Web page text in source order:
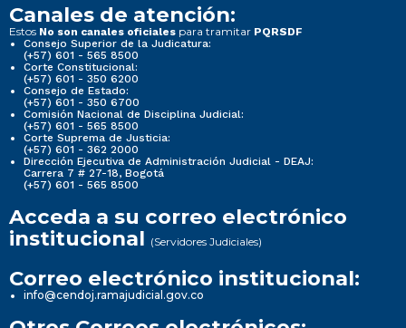
Canales de atención:
Estos No son canales oficiales para tramitar PQRSDF
Consejo Superior de la Judicatura:
(+57) 601 - 565 8500
Corte Constitucional:
(+57) 601 - 350 6200
Consejo de Estado:
(+57) 601 - 350 6700
Comisión Nacional de Disciplina Judicial:
(+57) 601 - 565 8500
Corte Suprema de Justicia:
(+57) 601 - 362 2000
Dirección Ejecutiva de Administración Judicial - DEAJ:
Carrera 7 # 27-18, Bogotá
(+57) 601 - 565 8500
Acceda a su correo electrónico
institucional (Servidores Judiciales)
Correo electrónico institucional:
info@cendoj.ramajudicial.gov.co